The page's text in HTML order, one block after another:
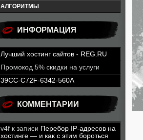
АЛГОРИТМЫ
ИНФОРМАЦИЯ
Лучший хостинг сайтов - REG.RU
Промокод 5% скидки на услуги
39CC-C72F-6342-560A
КОММЕНТАРИИ
v4f к записи Перебор IP-адресов на
хостинге — и как с этим бороться